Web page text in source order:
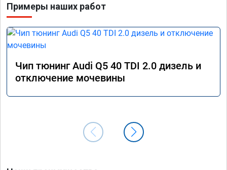
Примеры наших работ
Чип тюнинг Audi Q5 40 TDI 2.0 дизель и
отключение мочевины